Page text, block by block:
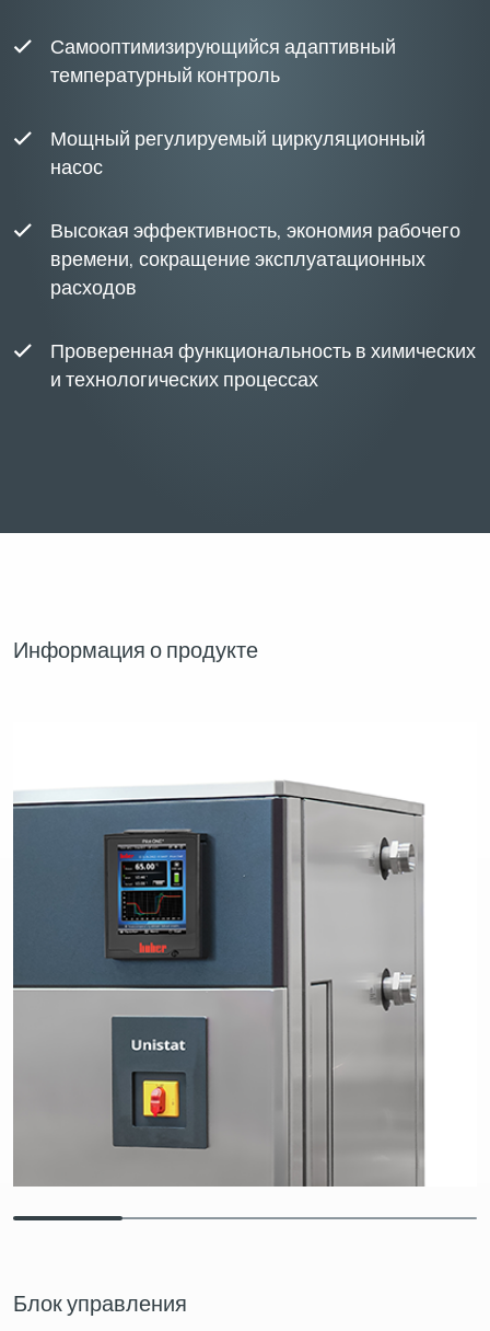
Самооптимизирующийся адаптивный
температурный контроль
Мощный регулируемый циркуляционный
насос
Высокая эффективность, экономия рабочего
времени, сокращение эксплуатационных
расходов
Проверенная функциональность в химических
и технологических процессах
Информация о продукте
Блок управления